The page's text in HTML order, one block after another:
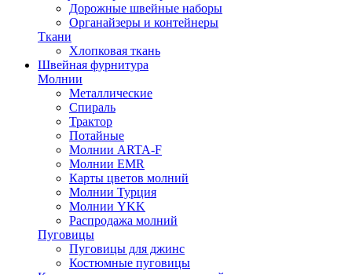
Дорожные швейные наборы
Органайзеры и контейнеры
Ткани
Хлопковая ткань
Швейная фурнитура
Молнии
Металлические
Спираль
Трактор
Потайные
Молнии ARTA-F
Молнии EMR
Карты цветов молний
Молнии Турция
Молнии YKK
Распродажа молний
Пуговицы
Пуговицы для джинс
Костюмные пуговицы